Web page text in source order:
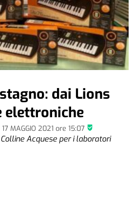
17 MAGGIO 2021ore 15:07
dai Lions
elettroniche
Acquese per i laboratori